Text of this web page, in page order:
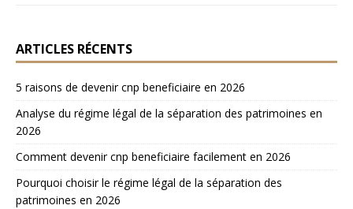
ARTICLES RÉCENTS
5 raisons de devenir cnp beneficiaire en 2026
Analyse du régime légal de la séparation des patrimoines en
2026
Comment devenir cnp beneficiaire facilement en 2026
Pourquoi choisir le régime légal de la séparation des
patrimoines en 2026